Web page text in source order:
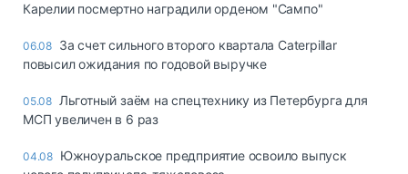
Карелии посмертно наградили орденом "Сампо"
06.08 За счет сильного второго квартала Caterpillar
повысил ожидания по годовой выручке
05.08 Льготный заём на спецтехнику из Петербурга для
МСП увеличен в 6 раз
04.08 Южноуральское предприятие освоило выпуск